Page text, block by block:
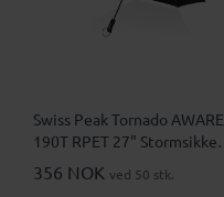
Swiss Peak Tornado AWARE
190T RPET 27" Stormsikker
Automatisk Sammenleggbar
Paraply
356 NOK ved 50 stk.